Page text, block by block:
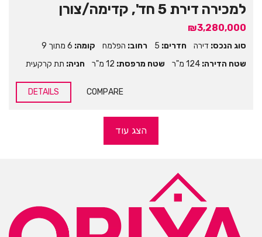
למכירה דירת 5 חד', קדימה/צורן
₪3,280,000
סוג הנכס: דירה חדרים: 5 רחוב: הפלמח קומה: 6 מתוך 9
שטח הדירה: 124 מ"ר שטח מרפסת: 12 מ"ר חניה: תת קרקעית
COMPARE
DETAILS
הצג עוד